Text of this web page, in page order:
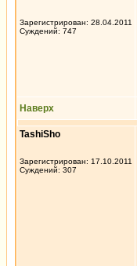
Зарегистрирован: 28.04.2011
Суждений: 747
Наверх
TashiSho
Зарегистрирован: 17.10.2011
Суждений: 307